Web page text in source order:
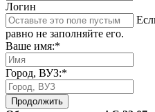
Логин
равно не заполняйте его.
Ваше имя:*
Город, ВУЗ:*
Продолжить